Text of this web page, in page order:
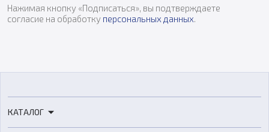
Нажимая кнопку «Подписаться», вы подтверждаете
согласие на обработку персональных данных.
КАТАЛОГ